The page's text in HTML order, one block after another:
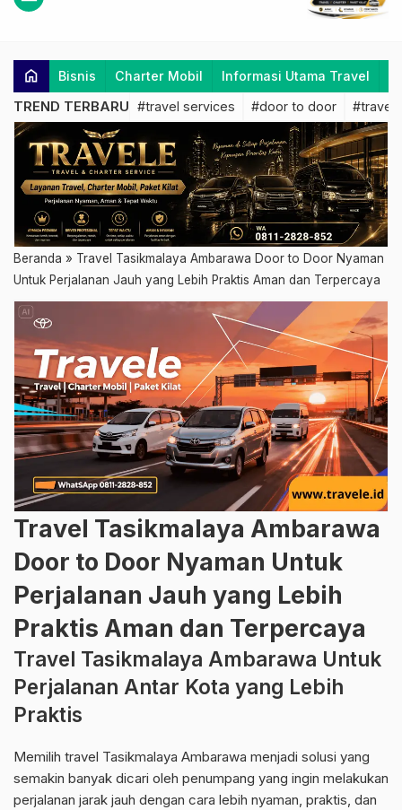
home Bisnis Charter Mobil Informasi Utama Travel
TREND TERBARU #travel services #door to door #travel
Beranda » Travel Tasikmalaya Ambarawa Door to Door Nyaman
Untuk Perjalanan Jauh yang Lebih Praktis Aman dan Terpercaya
Travel Tasikmalaya Ambarawa
Door to Door Nyaman Untuk
Perjalanan Jauh yang Lebih
Praktis Aman dan Terpercaya
Travel Tasikmalaya Ambarawa Untuk
Perjalanan Antar Kota yang Lebih
Praktis
Memilih travel Tasikmalaya Ambarawa menjadi solusi yang
semakin banyak dicari oleh penumpang yang ingin melakukan
perjalanan jarak jauh dengan cara lebih nyaman, praktis, dan